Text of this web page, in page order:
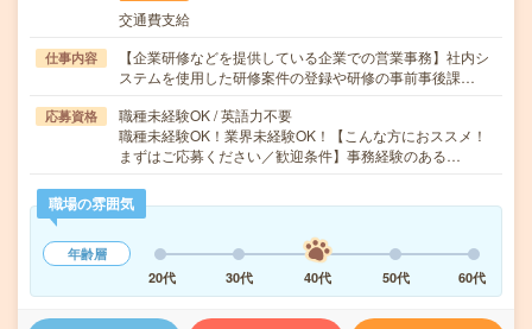
交通費支給
仕事内容
【企業研修などを提供している企業での営業事務】社内シ
ステムを使用した研修案件の登録や研修の事前事後課…
応募資格
職種未経験OK / 英語力不要
職種未経験OK！業界未経験OK！【こんな方におススメ！
まずはご応募ください／歓迎条件】事務経験のある…
職場の雰囲気
年齢層
20代
30代 40代 50代 60代